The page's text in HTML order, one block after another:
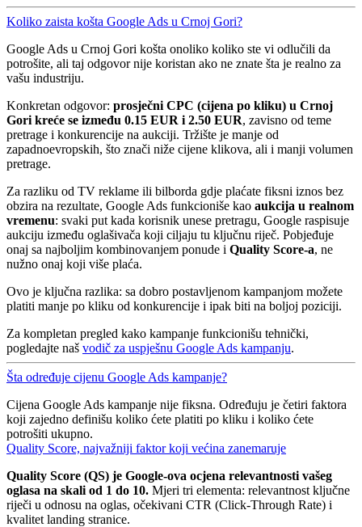
Koliko zaista košta Google Ads u Crnoj Gori?
Google Ads u Crnoj Gori košta onoliko koliko ste vi odlučili da
potrošite, ali taj odgovor nije koristan ako ne znate šta je realno za
vašu industriju.
Konkretan odgovor: prosječni CPC (cijena po kliku) u Crnoj
Gori kreće se između 0.15 EUR i 2.50 EUR, zavisno od teme
pretrage i konkurencije na aukciji. Tržište je manje od
zapadnoevropskih, što znači niže cijene klikova, ali i manji volumen
pretrage.
Za razliku od TV reklame ili bilborda gdje plaćate fiksni iznos bez
obzira na rezultate, Google Ads funkcioniše kao aukcija u realnom
vremenu: svaki put kada korisnik unese pretragu, Google raspisuje
aukciju između oglašivača koji ciljaju tu ključnu riječ. Pobjeđuje
onaj sa najboljim kombinovanjem ponude i Quality Score-a, ne
nužno onaj koji više plaća.
Ovo je ključna razlika: sa dobro postavljenom kampanjom možete
platiti manje po kliku od konkurencije i ipak biti na boljoj poziciji.
Za kompletan pregled kako kampanje funkcionišu tehnički,
pogledajte naš vodič za uspješnu Google Ads kampanju.
Šta određuje cijenu Google Ads kampanje?
Cijena Google Ads kampanje nije fiksna. Određuju je četiri faktora
koji zajedno definišu koliko ćete platiti po kliku i koliko ćete
potrošiti ukupno.
Quality Score, najvažniji faktor koji većina zanemaruje
Quality Score (QS) je Google-ova ocjena relevantnosti vašeg
oglasa na skali od 1 do 10. Mjeri tri elementa: relevantnost ključne
riječi u odnosu na oglas, očekivani CTR (Click-Through Rate) i
kvalitet landing stranice.